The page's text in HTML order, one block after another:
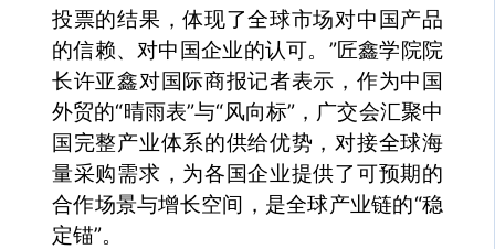
投票的结果，体现了全球市场对中国产品
的信赖、对中国企业的认可。”匠鑫学院院
长许亚鑫对国际商报记者表示，作为中国
外贸的“晴雨表”与“风向标”，广交会汇聚中
国完整产业体系的供给优势，对接全球海
量采购需求，为各国企业提供了可预期的
合作场景与增长空间，是全球产业链的“稳
定锚”。